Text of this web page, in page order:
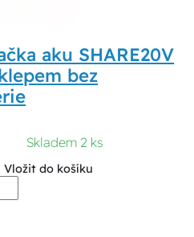
aku SHARE20V
bez
Skladem 2 ks
Vložit do košíku